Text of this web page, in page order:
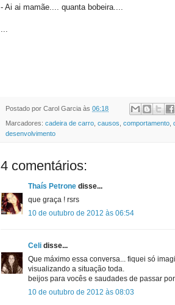
- Ai ai mamãe.... quanta bobeira....
Postado por Carol Garcia às 06:18
Marcadores: cadeira de carro causos comportamento
desenvolvimento
4 comentários:
Thaís Petrone disse...
que graça ! rsrs
10 de outubro de 2012 às 06:54
Celi disse...
Que máximo essa conversa... fiquei só
visualizando a situação toda.
beijos para vocês e saudades de passar
10 de outubro de 2012 às 08:03